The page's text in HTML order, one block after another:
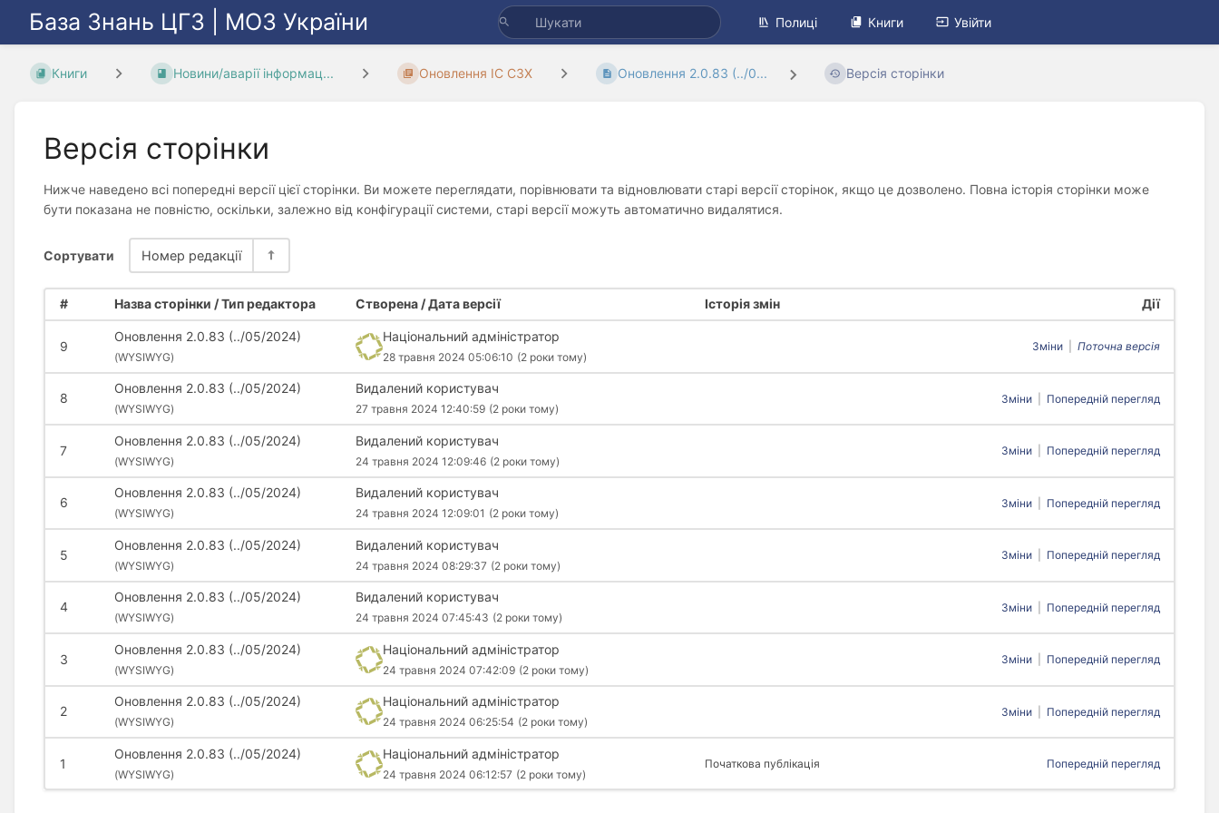
База Знань ЦГЗ | МОЗ України Полиці Книги Увійти
Книги Новини/аварії інформац... Оновлення ІС СЗХ Оновлення 2.0.83 (../0... Версія сторінки
Версія сторінки
Нижче наведено всі попередні версії цієї сторінки. Ви можете переглядати, порівнювати та відновлювати старі версії сторінок, якщо це дозволено. Повна історія сторінки може
бути показана не повністю, оскільки, залежно від конфігурації системи, старі версії можуть автоматично видалятися.
Сортувати Номер редакції
# Назва сторінки / Тип редактора Створена / Дата версії Історія змін Дії
9
Оновлення 2.0.83 (../05/2024)
(WYSIWYG)
Національний адміністратор
28 травня 2024 05:06:10 (2 роки тому)
Зміни Поточна версія
8
Оновлення 2.0.83 (../05/2024)
(WYSIWYG)
Видалений користувач
27 травня 2024 12:40:59 (2 роки тому)
Зміни Попередній перегляд
7
Оновлення 2.0.83 (../05/2024)
(WYSIWYG)
Видалений користувач
24 травня 2024 12:09:46 (2 роки тому)
Зміни Попередній перегляд
6
Оновлення 2.0.83 (../05/2024)
(WYSIWYG)
Видалений користувач
24 травня 2024 12:09:01 (2 роки тому)
Зміни Попередній перегляд
5
Оновлення 2.0.83 (../05/2024)
(WYSIWYG)
Видалений користувач
24 травня 2024 08:29:37 (2 роки тому)
Зміни Попередній перегляд
4
Оновлення 2.0.83 (../05/2024)
(WYSIWYG)
Видалений користувач
24 травня 2024 07:45:43 (2 роки тому)
Зміни Попередній перегляд
3
Оновлення 2.0.83 (../05/2024)
(WYSIWYG)
Національний адміністратор
24 травня 2024 07:42:09 (2 роки тому)
Зміни Попередній перегляд
2
Оновлення 2.0.83 (../05/2024)
(WYSIWYG)
Національний адміністратор
24 травня 2024 06:25:54 (2 роки тому)
Зміни Попередній перегляд
1
Оновлення 2.0.83 (../05/2024)
(WYSIWYG)
Національний адміністратор
24 травня 2024 06:12:57 (2 роки тому)
Початкова публікація Попередній перегляд